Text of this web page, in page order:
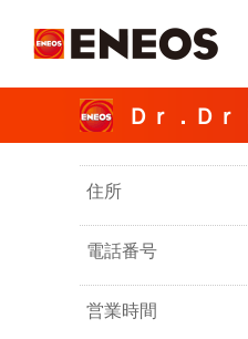
Ｄｒ．Ｄｒ
住所
電話番号
営業時間